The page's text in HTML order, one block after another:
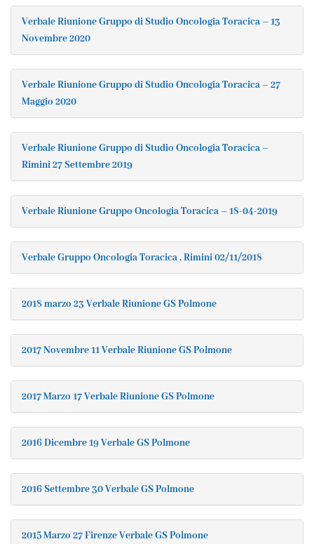
Verbale Riunione Gruppo di Studio Oncologia Toracica – 13
Novembre 2020
Verbale Riunione Gruppo di Studio Oncologia Toracica – 27
Maggio 2020
Verbale Riunione Gruppo di Studio Oncologia Toracica –
Rimini 27 Settembre 2019
Verbale Riunione Gruppo Oncologia Toracica – 18-04-2019
Verbale Gruppo Oncologia Toracica . Rimini 02/11/2018
2018 marzo 23 Verbale Riunione GS Polmone
2017 Novembre 11 Verbale Riunione GS Polmone
2017 Marzo 17 Verbale Riunione GS Polmone
2016 Dicembre 19 Verbale GS Polmone
2016 Settembre 30 Verbale GS Polmone
2015 Marzo 27 Firenze Verbale GS Polmone